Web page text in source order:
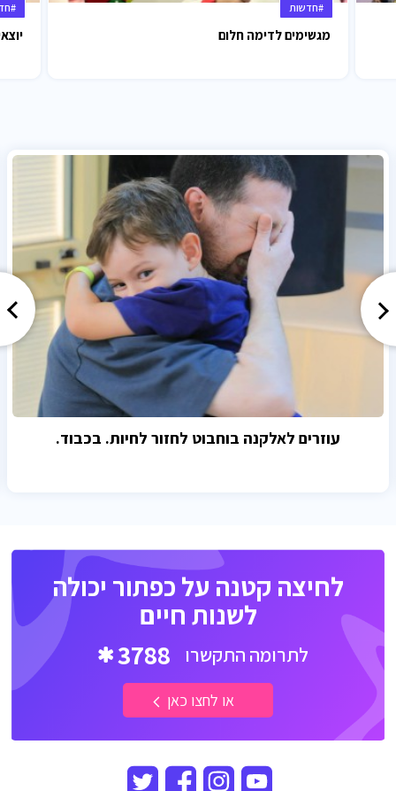
#חדשות
מגשימים לדימה חלום
עוזרים לאלקנה בוחבוט לחזור לחיות. בכבוד.
לחיצה קטנה על כפתור יכולה
לשנות חיים
לתרומה התקשרו 3788
או לחצו כאן